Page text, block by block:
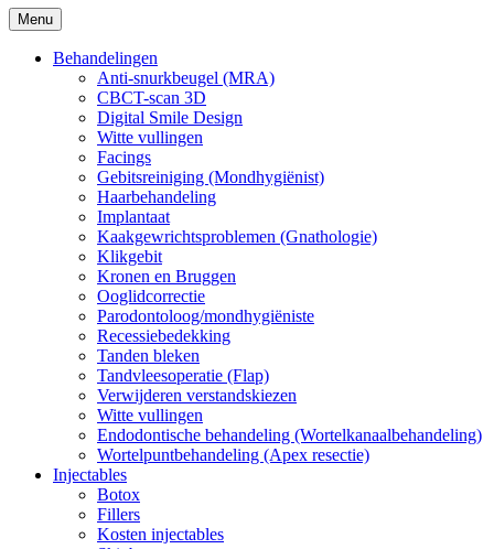
Marina Clinic
Omdat u goed in uw vel mag zitten.
Menu
Behandelingen
Anti-snurkbeugel (MRA)
CBCT-scan 3D
Digital Smile Design
Witte vullingen
Facings
Gebitsreiniging (Mondhygiënist)
Haarbehandeling
Implantaat
Kaakgewrichtsproblemen (Gnathologie)
Klikgebit
Kronen en Bruggen
Ooglidcorrectie
Parodontoloog/mondhygiëniste
Recessiebedekking
Tanden bleken
Tandvleesoperatie (Flap)
Verwijderen verstandskiezen
Witte vullingen
Endodontische behandeling (Wortelkanaalbehandeling)
Wortelpuntbehandeling (Apex resectie)
Injectables
Botox
Fillers
Kosten injectables